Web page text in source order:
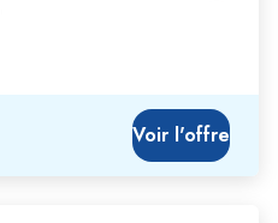
Voir l'offre